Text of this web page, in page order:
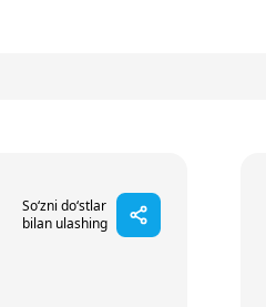
So‘zni do‘stlar
bilan ulashing